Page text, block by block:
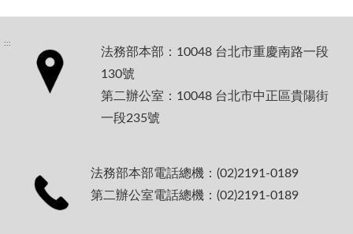
:::
法務部本部：10048 台北市重慶南路一段
130號
第二辦公室：10048 台北市中正區貴陽街
一段235號
法務部本部電話總機：(02)2191-0189
第二辦公室電話總機：(02)2191-0189